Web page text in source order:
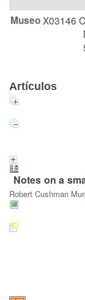
MuseoX03146
Artículos
Notes on a
Robert Cushman